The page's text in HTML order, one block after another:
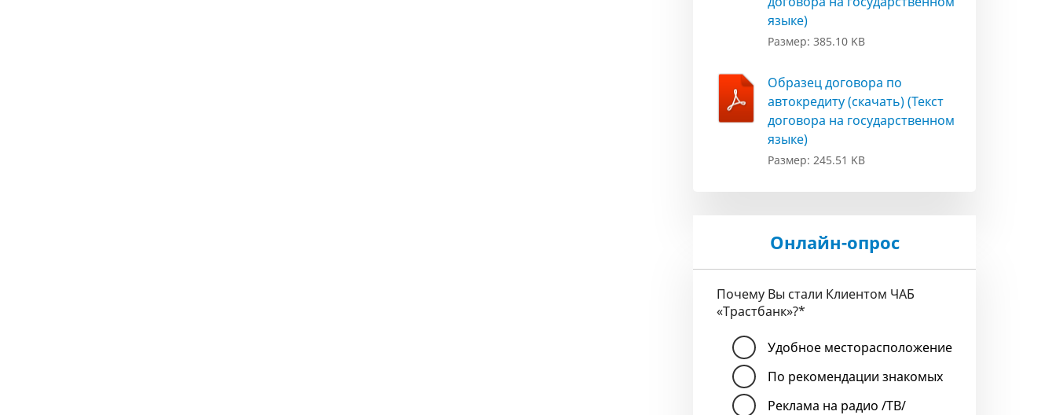
языке)
Размер: 385.10 KB
Образец договора по
автокредиту (скачать) (Текст
договора на государственном
языке)
Размер: 245.51 KB
Онлайн-опрос
Почему Вы стали Клиентом ЧАБ
«Трастбанк»?*
Удобное месторасположение
По рекомендации знакомых
Реклама на радио /ТВ/